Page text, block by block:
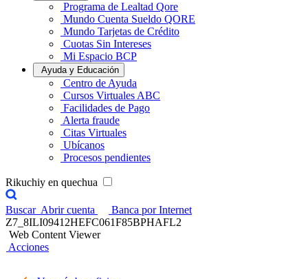
Programa de Lealtad Qore
Mundo Cuenta Sueldo QORE
Mundo Tarjetas de Crédito
Cuotas Sin Intereses
Mi Espacio BCP
Ayuda y Educación
Centro de Ayuda
Cursos Virtuales ABC
Facilidades de Pago
Alerta fraude
Citas Virtuales
Ubícanos
Procesos pendientes
Rikuchiy en quechua
Buscar Abrir cuenta
Banca por Internet
Z7_8ILI09412HEFC061F85BPHAFL2
Web Content Viewer
Acciones